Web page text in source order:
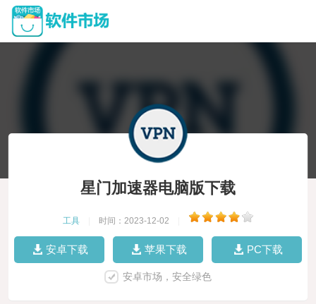
星门加速器电脑版下载
工具 时间：2023-12-02
安卓下载 苹果下载 PC下载
安卓市场，安全绿色